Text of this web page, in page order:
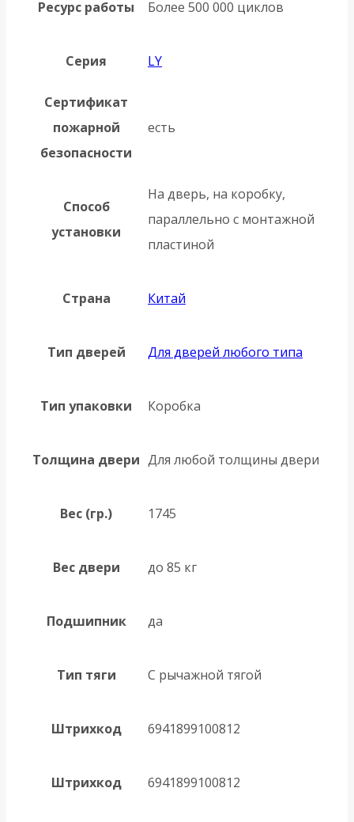
Ресурс работы Более 500 000 циклов
Серия LY
Сертификат
пожарной
безопасности
есть
Способ
установки
На дверь, на коробку,
параллельно с монтажной
пластиной
Страна Китай
Тип дверей Для дверей любого типа
Тип упаковки Коробка
Толщина двери Для любой толщины двери
Вес (гр.) 1745
Вес двери до 85 кг
Подшипник да
Тип тяги С рычажной тягой
Штрихкод 6941899100812
Штрихкод 6941899100812